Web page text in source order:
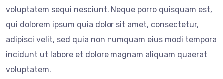
voluptatem sequi nesciunt. Neque porro quisquam est,
qui dolorem ipsum quia dolor sit amet, consectetur,
adipisci velit, sed quia non numquam eius modi tempora
incidunt ut labore et dolore magnam aliquam quaerat
voluptatem.